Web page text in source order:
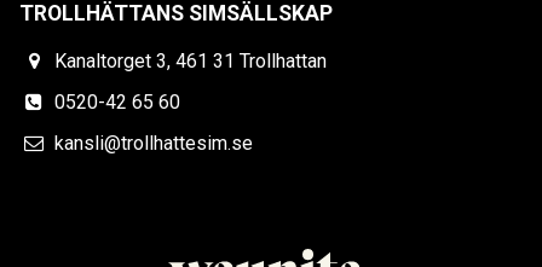
TROLLHÄTTANS SIMSÄLLSKAP
Kanaltorget 3, 461 31 Trollhattan
0520-42 65 60
kansli@trollhattesim.se